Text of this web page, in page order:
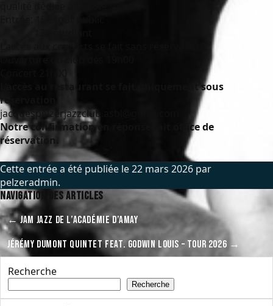
L’accès au restaurant se fait uniquement sous
réservation.
jacquespelzerjazzclub.asbl@gmail.com
Notre confirmation en réponse fait office de
réservation.
Cette entrée a été publiée le22 mars 2026 par
pelzeradmin.
Navigation des articles
←JAM JAZZ DE L’ACADÉMIE D’AMAY
JÉRÉMY DUMONT QUINTET FEAT. GODWIN LOUIS – TOUR 2026 →
Recherche
Recherche